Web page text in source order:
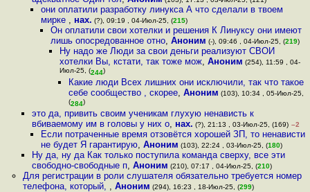
они оплатили разработку линукса А что сделали в твоем
мирке , нах. (?), 09:19 , 04-Июл-25, (215)
Он оплатили свои хотелки и решения К Линуксу они имеют
лишь опосредованное отно, Аноним (-), 09:46 , 04-Июл-25, (219)
Ну надо же Люди за свои деньги реализуют СВОИ
хотелки Вы, кстати, так тоже мож, Аноним (254), 11:59 , 04-
Июл-25, (244)
Какие люди Всех лишних они исключили, так что такое
себе сообщество , скорее,Аноним (103), 10:34 , 05-Июл-25,
(284)
это да, привить своим ученикам глухую ненависть к
вбиваемому им в головы у них о, нах. (?), 21:13 , 03-Июл-25, (169) –2
Если потраченные время отзовётся хорошей ЗП, то ненависти
не будет Я гарантирую,Аноним (103), 22:24 , 03-Июл-25, (180)
Ну да, ну да Как только поступила команда сверху, все эти
свободно-свободные п, Аноним (210), 07:17 , 04-Июл-25, (210)
Для регистрации в роли слушателя обязательно требуется номер
телефона, который, , Аноним (294), 16:23 , 18-Июл-25, (299)